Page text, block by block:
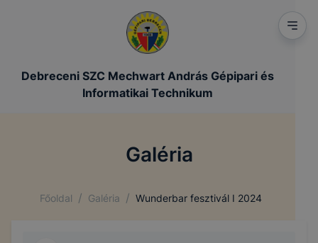
Debreceni SZC Mechwart András Gépipari és
Informatikai Technikum
Galéria
Főoldal / Galéria / Wunderbar fesztivál I 2024